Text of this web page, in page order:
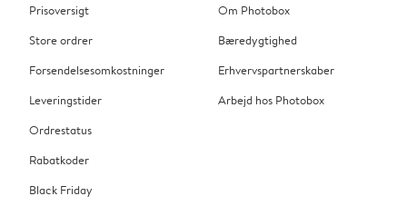
Prisoversigt
Store ordrer
Forsendelsesomkostninger
Leveringstider
Ordrestatus
Rabatkoder
Black Friday
Om Photobox
Bæredygtighed
Erhvervspartnerskaber
Arbejd hos Photobox